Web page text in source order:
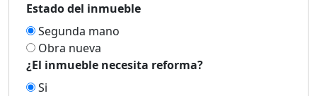
Estado del inmueble
Segunda mano
Obra nueva
¿El inmueble necesita reforma?
Si